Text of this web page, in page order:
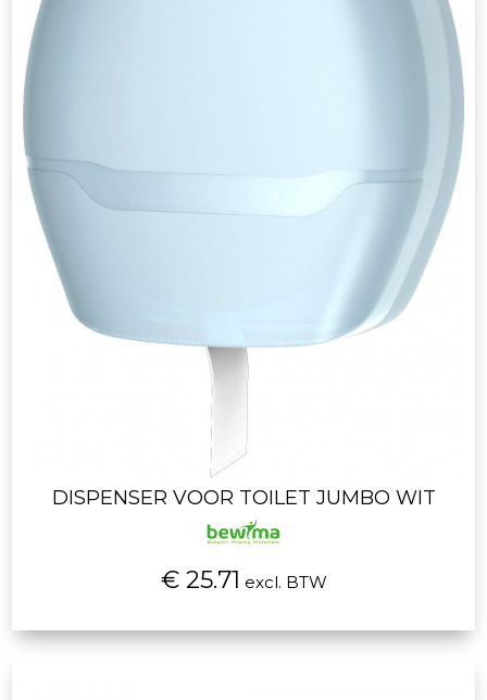
DISPENSER VOOR TOILET JUMBO WIT
€ 25.71 excl. BTW